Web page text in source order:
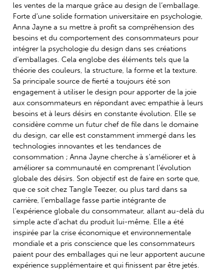
les ventes de la marque grâce au design de l’emballage.
Forte d’une solide formation universitaire en psychologie,
Anna Jayne a su mettre à profit sa compréhension des
besoins et du comportement des consommateurs pour
intégrer la psychologie du design dans ses créations
d’emballages. Cela englobe des éléments tels que la
théorie des couleurs, la structure, la forme et la texture.
Sa principale source de fierté a toujours été son
engagement à utiliser le design pour apporter de la joie
aux consommateurs en répondant avec empathie à leurs
besoins et à leurs désirs en constante évolution. Elle se
considère comme un futur chef de file dans le domaine
du design, car elle est constamment immergé dans les
technologies innovantes et les tendances de
consommation ; Anna Jayne cherche à s’améliorer et à
améliorer sa communauté en comprenant l’évolution
globale des désirs. Son objectif est de faire en sorte que,
que ce soit chez Tangle Teezer, ou plus tard dans sa
carrière, l’emballage fasse partie intégrante de
l’expérience globale du consommateur, allant au-delà du
simple acte d’achat du produit lui-même. Elle a été
inspirée par la crise économique et environnementale
mondiale et a pris conscience que les consommateurs
paient pour des emballages qui ne leur apportent aucune
expérience supplémentaire et qui finissent par être jetés.